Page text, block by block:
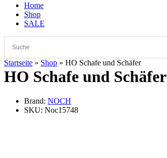
Home
Shop
SALE
Startseite » Shop » HO Schafe und Schäfer
HO Schafe und Schäfer
Brand: NOCH
SKU: Noc15748